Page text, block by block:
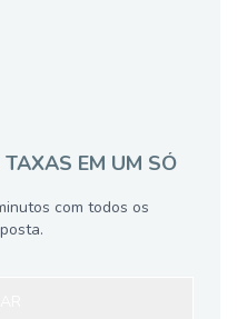
EM UM SÓ
com todos os